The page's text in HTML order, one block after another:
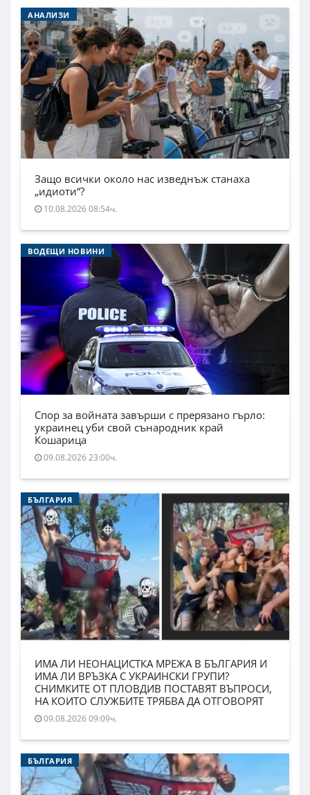
АНАЛИЗИ
Защо всички около нас изведнъж станаха
„идиоти“?
10.08.2026 08:54ч.
ВОДЕЩИ НОВИНИ
Спор за войната завърши с прерязано гърло:
украинец уби свой сънародник край
Кошарица
09.08.2026 23:00ч.
БЪЛГАРИЯ
ИМА ЛИ НЕОНАЦИСТКА МРЕЖА В БЪЛГАРИЯ И
ИМА ЛИ ВРЪЗКА С УКРАИНСКИ ГРУПИ?
СНИМКИТЕ ОТ ПЛОВДИВ ПОСТАВЯТ ВЪПРОСИ,
НА КОИТО СЛУЖБИТЕ ТРЯБВА ДА ОТГОВОРЯТ
09.08.2026 09:09ч.
БЪЛГАРИЯ